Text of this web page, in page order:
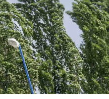
pueden comunicarse con
Para consultas y
línea gratuita 0800-222-
de agua similar se
pero distribuido a lo
oportunidad, un
prácticamente en